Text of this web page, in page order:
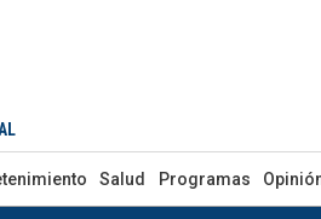
Salud Programas